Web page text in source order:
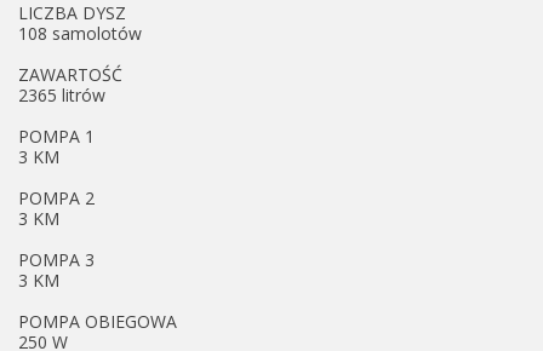
LICZBA DYSZ
108 samolotów
ZAWARTOŚĆ
2365 litrów
POMPA 1
3 KM
POMPA 2
3 KM
POMPA 3
3 KM
POMPA OBIEGOWA
250 W